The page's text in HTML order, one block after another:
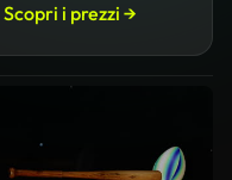
Scopri i prezzi →